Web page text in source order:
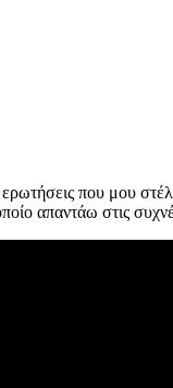
που μου
απαντάω στις